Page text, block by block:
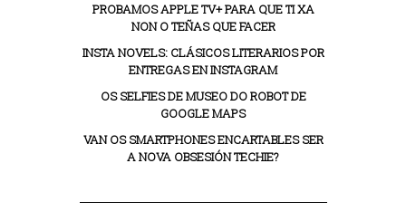
PROBAMOS APPLE TV+ PARA QUE TI XA
NON O TEÑAS QUE FACER
INSTA NOVELS: CLÁSICOS LITERARIOS POR
ENTREGAS EN INSTAGRAM
OS SELFIES DE MUSEO DO ROBOT DE
GOOGLE MAPS
VAN OS SMARTPHONES ENCARTABLES SER
A NOVA OBSESIÓN TECHIE?